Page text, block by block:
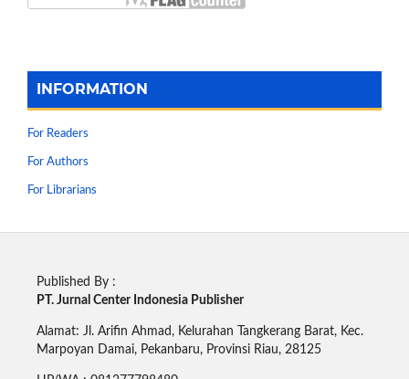
INFORMATION
For Readers
For Authors
For Librarians
Published By :
PT. Jurnal Center Indonesia Publisher
Alamat: Jl. Arifin Ahmad, Kelurahan Tangkerang Barat, Kec.
Marpoyan Damai, Pekanbaru, Provinsi Riau, 28125